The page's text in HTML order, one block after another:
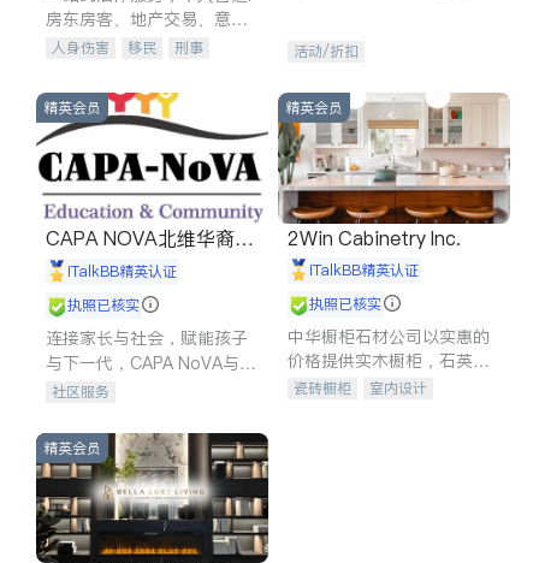
房东房客、地产交易、意外
伤害、车祸重伤、商业诉
建筑合同、刑事案件全包办
人身伤害 移民
刑事
信托/遗嘱
商业
索赔
律师-其它 保释
专属福利。
活动/折扣
精英会员
CAPA NOVA北维华裔家
长会iTalkBB精英认证
执照已核实
连接家长与社会，赋能孩子
与下一代，CAPA NoVA与您
携手建设包容、公平、充满
社区服务
精英会员
2Win Cabinetry Inc.
iTalkBB精英认证
执照已核实
中华橱柜石材公司以实惠的
价格提供实木橱柜，石英石
台面，多种优质不锈钢水
瓷砖橱柜
室内设计
精英会员